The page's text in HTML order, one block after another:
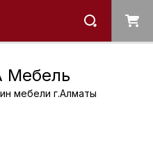
Мебель
мебели г.Алматы